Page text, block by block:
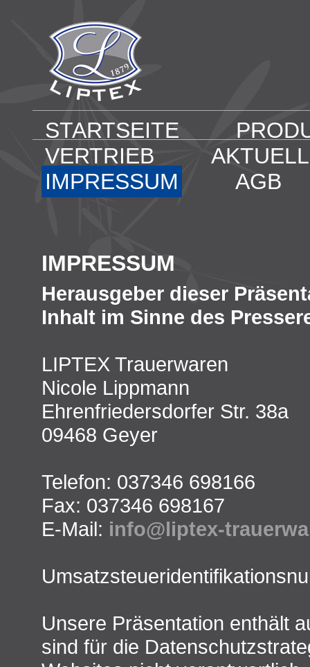
STARTSEITE
VERTRIEB
IMPRESSUM
AGB
IMPRESSUM
Herausgeber dieser
Inhalt im Sinne des
LIPTEX Trauerwaren
Nicole Lippmann
Ehrenfriedersdorfer Str. 38a
09468 Geyer
Telefon: 037346 698166
Fax: 037346 698167
E-Mail: info@liptex-
Unsere Präsentation enthält
sind für die